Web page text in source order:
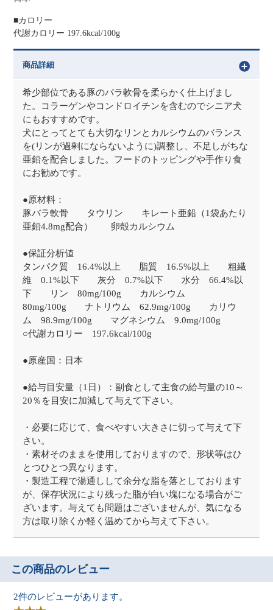
■カロリー
代謝カロリー 197.6kcal/100g
商品詳細
希少部位である豚のバラ軟骨を柔らかく仕上げまし
た。コラーゲンやコンドロイチンを含むのでシニア犬
にもおすすめです。
犬にとってとても大切なリンとカルシウムのバランス
を(リンが過剰にならないように)調整し、不足しがちな
亜鉛を配合しました。フードのトッピングや手作り食
にお勧めです。
●原材料：
豚バラ軟骨 タウリン キレート亜鉛（1袋あたり
亜鉛4.8mg配合） 卵殻カルシウム
●保証分析値
タンパク質 16.4%以上 脂質 16.5%以上 粗繊
維 0.1%以下 灰分 0.7%以下 水分 66.4%以
下 リン 80mg/100g カルシウム
80mg/100g ナトリウム 62.9mg/100g カリウ
ム 98.9mg/100g マグネシウム 9.0mg/100g
○代謝カロリー 197.6kcal/100g
●原産国：日本
●給与目安量（1日）：副食として主食の給与量の10～
20％を目安に加減して与えて下さい。
・必要に応じて、食べやすい大きさに切って与えて下
さい。
・素材そのままを使用しておりますので、形状等はひ
とつひとつ異なります。
・製造工程で湯通しして余分な脂を落としております
が、保存状況により残った脂が白い塊になる場合がご
ざいます。与えても問題はございませんが、気になる
方は取り除くか軽く温めてから与えて下さい。
この商品のレビュー
2件のレビューがあります。